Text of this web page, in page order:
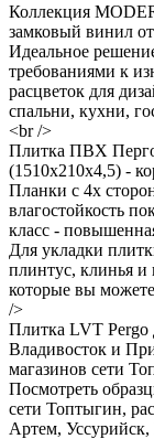
Коллекция
замковый винил
Идеальное
требованиями к
расцветок для
спальни, кухни,
<br />
Плитка ПВХ
(1510х210х4,5) -
Планки с 4х
влагостойкость
класс -
Для укладки
плинтус, клинья и
которые вы можете
/>
Плитка LVT Pergo
Владивосток и
магазинов сети
Посмотреть
сети Топтыгин,
Артем,